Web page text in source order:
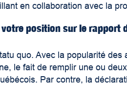
en collaboration avec la
votre position sur le rapport
quo. Avec la popularité
le fait de remplir une ou
Par contre, la